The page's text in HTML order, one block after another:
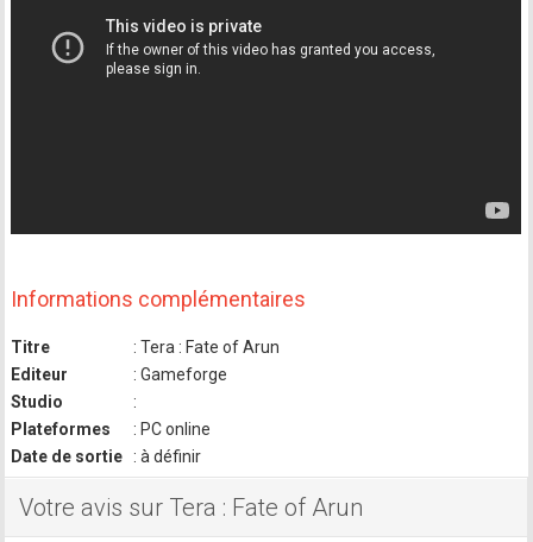
Informations complémentaires
Titre
: Tera : Fate of Arun
Editeur
: Gameforge
Studio
:
Plateformes
: PC online
Date de sortie
: à définir
Votre avis sur Tera : Fate of Arun